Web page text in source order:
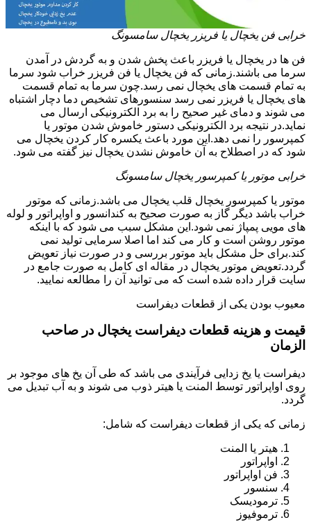
خرابی فن یخچال یا فریزر یخچال سامسونگ
فن ها در یخچال یا فریزر باعث پخش شدن و به گردش در آمدن
سرما می باشند.زمانی که فن یخچال یا فن فریزر خراب شود سرما
به تمام قسمت های یخچال نمی رسد.چون سرما به تمام قسمت
های یخچال یا فریزر نمی رسد سنسورهای تشخیص دما دچار اشتباه
می شوند و دمای غیر صحیح را به برد الکترونیکی ارسال می
نماید.در نتیجه برد الکترونیکی دستور خاموش شدن موتور یا
کمپرسور را نمی دهد.این مورد باعث یکسره کار کردن یخچال می
شود که در اصطلاح به آن خاموش نشدن یخچال نیز گفته می شود.
خرابی موتور یا کمپرسور یخچال سامسونگ
موتور یا کمپرسور یخچال قلب یخچال می باشد.زمانی که موتور
خراب باشد دیگر گاز به صورت صحیح به کندانسور و اواپراتور و لوله
های مویی پمپاژ نمی شود.این مشکل سبب می شود که با اینکه
موتور روشن است و کار می کند اما اصلا سرمایی تولید نمی
کند.برای حل مشکل باید موتور بررسی و در صورت نیاز تعویض
گردد.تعویض موتور یخچال در مقاله ای کامل به صورت جامع در
سایت قرار داده شده است که می توانید آن را مطالعه نمایید.
معیوب بودن یکی از قطعات دیفراست
قیمت و هزینه قطعات دیفراست یخچال در صاحب
الزمان
دیفراست یا یخ زدایی فرآیندی می باشد که طی آن یخ های موجود بر
روی اواپراتور توسط المنت یا هیتر ذوب می شوند و به آب تبدیل می
گردد.
زمانی که یکی از قطعات دیفراست که شامل:
هیتر یا المنت
اواپراتور
فن اواپراتور
سنسور
ترمودیسک
ترموفیوز